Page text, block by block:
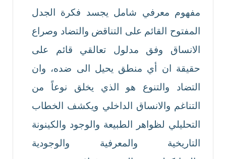
مفهوم معرفي شامل يجسد فكرة الجدل
المفتوح القائم على التناقض والتضاد وصراع
الانساق وفق مدلول تعالقي قائم على
حقيقة ان أي منطق يحيل الى ضده، وان
التضاد والتنوع هو الذي يخلق نوعاً من
التناغم والانساق الداخلي ويكشف الخطاب
التحليلي لظواهر الطبيعة والوجود والكينونة
التاريخية والمعرفية والوجودية